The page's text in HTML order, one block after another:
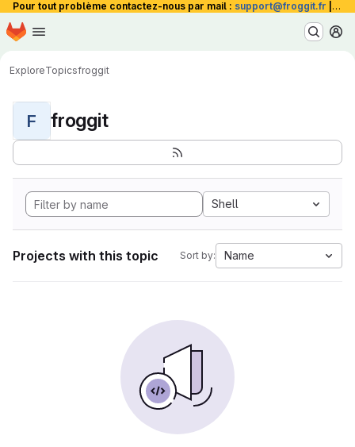
Pour tout problème contactez-nous par mail : support@froggit.fr La
Skip to main content
Homepage
ExploreTopicsfroggit
F froggit
Shell
Projects with this topic Sort by: Name